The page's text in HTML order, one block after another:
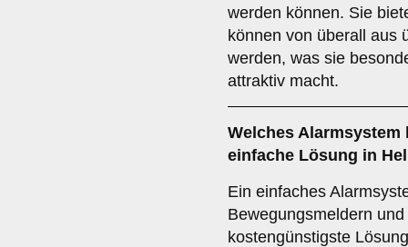
werden können. Sie
können von überall aus
werden, was sie
attraktiv macht.
Welches Alarmsystem
einfache Lösung in
Ein einfaches
Bewegungsmeldern
kostengünstigste